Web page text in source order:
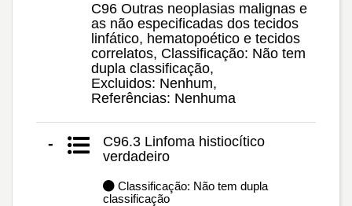
C96 Outras neoplasias malignas e
as não especificadas dos tecidos
linfático, hematopoético e tecidos
correlatos, Classificação: Não tem
dupla classificação,
Excluidos: Nenhum,
Referências: Nenhuma
-
C96.3 Linfoma histiocítico
verdadeiro
Classificação: Não tem dupla
classificação